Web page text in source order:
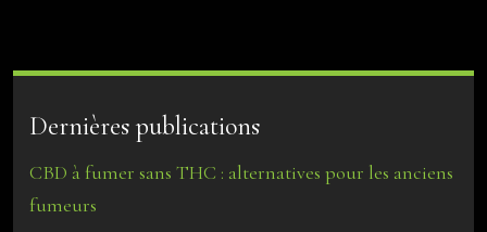
Dernières publications
CBD à fumer sans THC : alternatives pour les anciens
fumeurs